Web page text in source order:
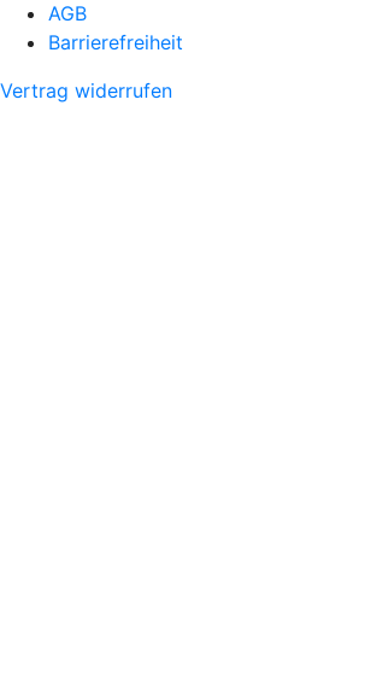
AGB
Barrierefreiheit
Vertrag widerrufen